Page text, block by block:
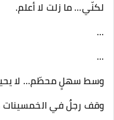
لكنّي… ما زلت لا أعلم.
...
...
وسط سهلٍ محطّم… لا
وقف رجلٌ في